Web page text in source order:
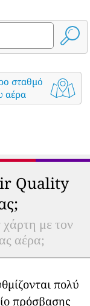
σταθμό
αέρα
Quality
χάρτη με τον
αέρα;
πολύ
πρόσβασης